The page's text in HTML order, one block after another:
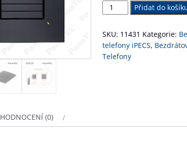
iPECS
GDC-
množství
Přidat do
SKU: 11431 Kategorie:
telefony iPECS,
Telefony
HODNOCENÍ (0)